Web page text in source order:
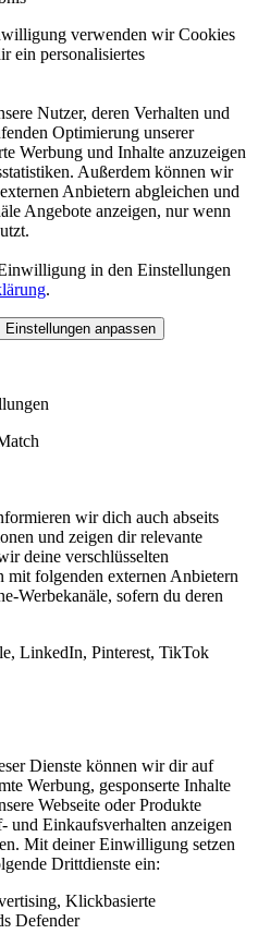
verwenden wir Cookies
ein personalisiertes
Nutzer, deren Verhalten und
Optimierung unserer
Werbung und Inhalte anzuzeigen
Außerdem können wir
Anbietern abgleichen und
Angebote anzeigen, nur wenn
in den Einstellungen
.
Einstellungen anpassen
wir dich auch abseits
und zeigen dir relevante
deine verschlüsselten
mit folgenden externen Anbietern
Werbekanäle, sofern du deren
LinkedIn, Pinterest, TikTok
Dienste können wir dir auf
Werbung, gesponserte Inhalte
Webseite oder Produkte
und Einkaufsverhalten anzeigen
Mit deiner Einwilligung setzen
Drittdienste ein:
Klickbasierte
Defender